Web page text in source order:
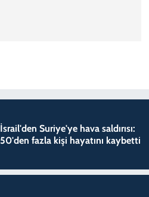
İsrail'den Suriye'ye hava saldırısı:
50'den fazla kişi hayatını kaybetti